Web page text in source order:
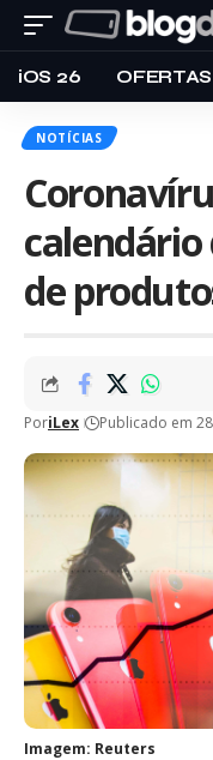
iOS 26 OFERTAS
NOTÍCIAS
de
PoriLex Publicado em
Imagem: Reuters